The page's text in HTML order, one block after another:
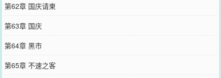
第62章 国庆请柬
第63章 国庆
第64章 黑市
第65章 不速之客